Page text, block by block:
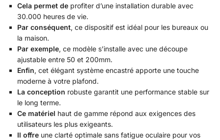
Cela permet de profiter d’une installation durable avec
30.000 heures de vie.
Par conséquent, ce dispositif est idéal pour les bureaux ou
la maison.
Par exemple, ce modèle s’installe avec une découpe
ajustable entre 50 et 200mm.
Enfin, cet élégant système encastré apporte une touche
moderne à votre plafond.
La conception robuste garantit une performance stable sur
le long terme.
Ce matériel haut de gamme répond aux exigences des
utilisateurs les plus exigeants.
Il offre une clarté optimale sans fatigue oculaire pour vos